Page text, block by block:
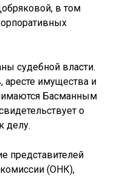
в том
судебной власти.
имущества и
Басманным
о
делу.
представителей
(ОНК),